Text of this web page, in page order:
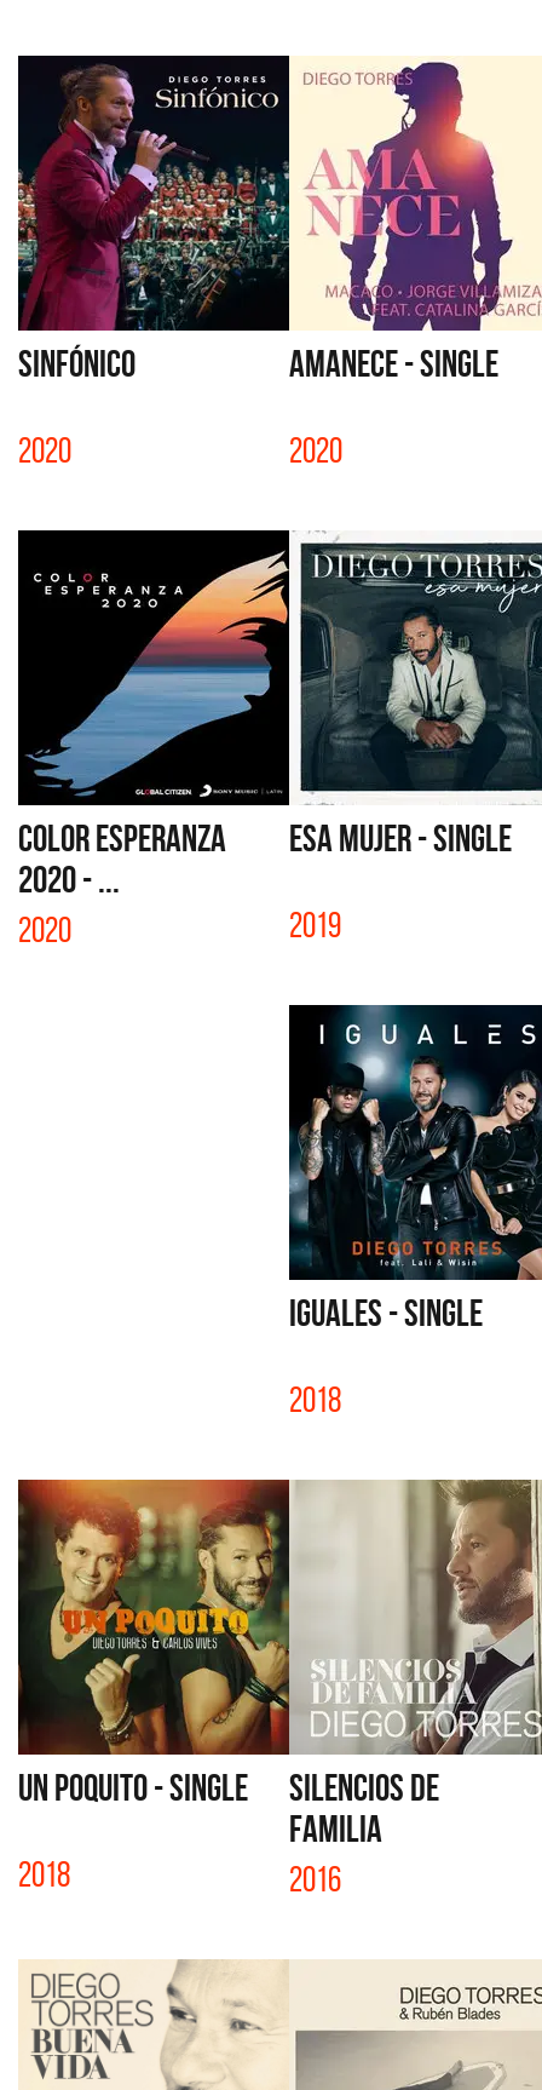
SINFÓNICO
2020
AMANECE - SINGLE
2020
COLOR ESPERANZA
2020 - ...
2020
ESA MUJER - SINGLE
2019
IGUALES - SINGLE
2018
UN POQUITO - SINGLE
2018
SILENCIOS DE
FAMILIA
2016